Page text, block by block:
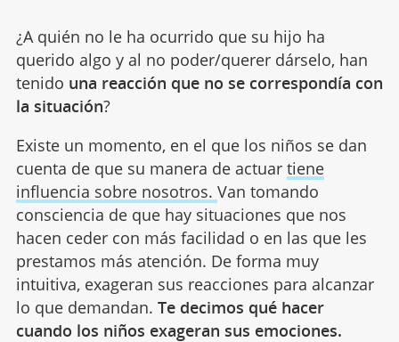
¿A quién no le ha ocurrido que su hijo ha
querido algo y al no poder/querer dárselo, han
tenido una reacción que no se correspondía con
la situación?
Existe un momento, en el que los niños se dan
cuenta de que su manera de actuar tiene
influencia sobre nosotros. Van tomando
consciencia de que hay situaciones que nos
hacen ceder con más facilidad o en las que les
prestamos más atención. De forma muy
intuitiva, exageran sus reacciones para alcanzar
lo que demandan. Te decimos qué hacer
cuando los niños exageran sus emociones.